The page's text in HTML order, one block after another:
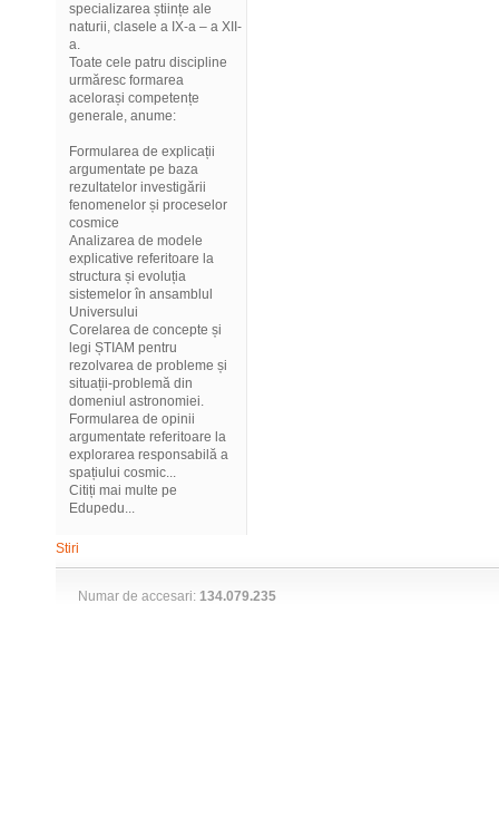
specializarea științe ale
naturii, clasele a IX-a – a XII-
a.
Toate cele patru discipline
urmăresc formarea
acelorași competențe
generale, anume:
Formularea de explicații
argumentate pe baza
rezultatelor investigării
fenomenelor și proceselor
cosmice
Analizarea de modele
explicative referitoare la
structura și evoluția
sistemelor în ansamblul
Universului
Corelarea de concepte și
legi ȘTIAM pentru
rezolvarea de probleme și
situații-problemă din
domeniul astronomiei.
Formularea de opinii
argumentate referitoare la
explorarea responsabilă a
spațiului cosmic...
Citiți mai multe pe
Edupedu...
Stiri
Numar de accesari: 134.079.235